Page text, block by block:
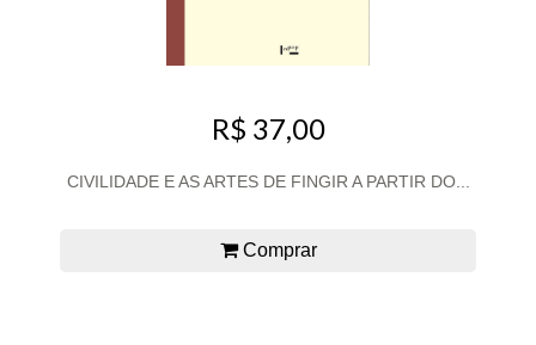
R$ 37,00
CIVILIDADE E AS ARTES DE FINGIR A PARTIR DO...
Comprar